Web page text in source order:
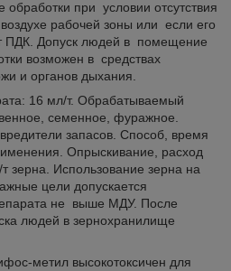
обработки при условии отсутствия
рабочей зоны или если его
ПДК. Допуск людей в помещение
возможен в средствах
и органов дыхания.
16 мл/т. Обрабатываемый
семенное, фуражное.
запасов. Способ, время
Опрыскивание, расход
зерна. Использование зерна на
цели допускается
не выше МДУ. После
людей в зернохранилище
метил высокотоксичен для